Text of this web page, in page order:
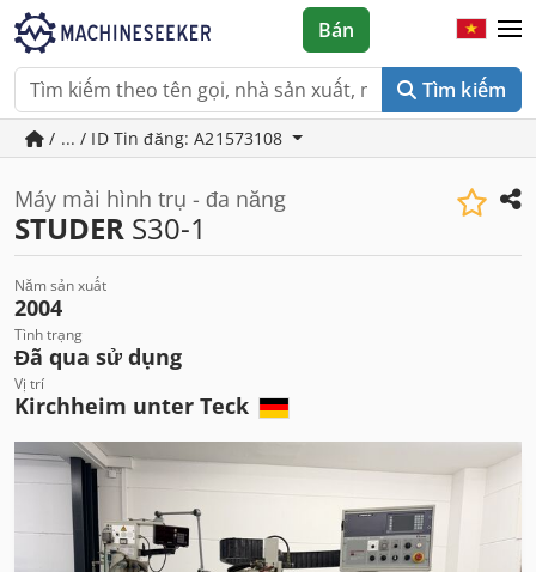
Tìm kiếm
Bán
/ ... / ID Tin đăng: A21573108
Máy mài hình trụ - đa năng
STUDER S30-1
Năm sản xuất
2004
Tình trạng
Đã qua sử dụng
Vị trí
Kirchheim unter Teck